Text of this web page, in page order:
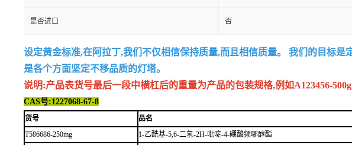
是否进口 否
设定黄金标准,在阿拉丁,我们不仅相信保持质量,而且相信质量。 我们的目标
是各个方面坚定不移品质的灯塔。
说明:产品表货号最后一段中横杠后的重量为产品的包装规格,例如A123456-
CAS号:1227068-67-8
货号 品名
T586686-250mg
1-乙酰基-5,6-二氢-2H-吡啶-4-硼酸频哪醇酯